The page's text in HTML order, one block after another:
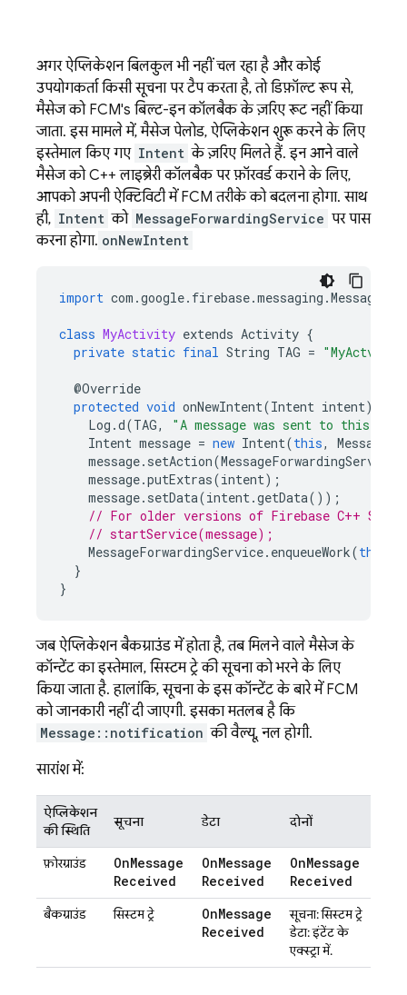
अगर ऐप्लिकेशन बिलकुल भी नहीं चल रहा है और कोई
उपयोगकर्ता किसी सूचना पर टैप करता है, तो डिफ़ॉल्ट रूप से,
मैसेज को FCM's बिल्ट-इन कॉलबैक के ज़रिए रूट नहीं किया
जाता. इस मामले में, मैसेज पेलोड, ऐप्लिकेशन शुरू करने के लिए
इस्तेमाल किए गए Intent के ज़रिए मिलते हैं. इन आने वाले
मैसेज को C++ लाइब्रेरी कॉलबैक पर फ़ॉरवर्ड कराने के लिए,
आपको अपनी ऐक्टिविटी में FCM तरीके को बदलना होगा. साथ
ही, Intent को MessageForwardingService पर पास
करना होगा. onNewIntent
import com .google. firebase.messaging .
class MyActivity extends Activity {
private static final String TAG = "MyActvity"
@Override
protected void onNewIntent(Intent intent)
Log .d(TAG,
"A message was sent to this
Intent message = new Intent(this,
message. setAction(MessageForwardingService
message.putExtras(intent);
message. setData(intent.getData());
// For older versions of Firebase C++
// startService(message);
MessageForwardingService. enqueueWork(this
}
}
जब ऐप्लिकेशन बैकग्राउंड में होता है, तब मिलने वाले मैसेज के
कॉन्टेंट का इस्तेमाल, सिस्टम ट्रे की सूचना को भरने के लिए
किया जाता है. हालांकि, सूचना के इस कॉन्टेंट के बारे में FCM
को जानकारी नहीं दी जाएगी. इसका मतलब है कि
Message::notification की वैल्यू, नल होगी.
सारांश में:
ऐप्लिकेशन
की स्थिति
सूचना डेटा दोनों
फ़ोरग्राउंड OnMessage
Received
OnMessage
Received
OnMessage
Received
बैकग्राउंड सिस्टम ट्रे OnMessage
Received
सूचना: सिस्टम ट्रे
डेटा: इंटेंट के
एक्स्ट्रा में.